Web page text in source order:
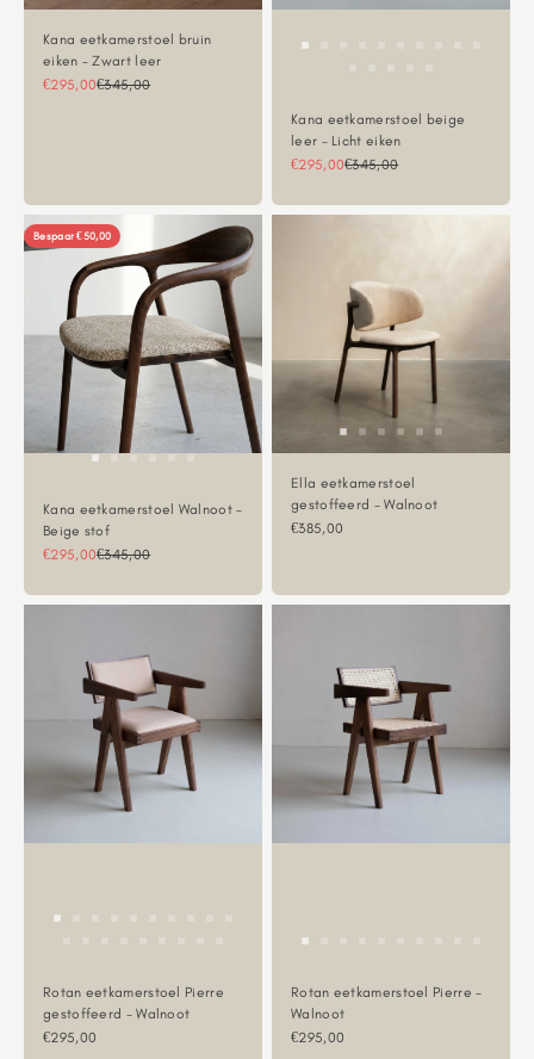
Kana eetkamerstoel bruin
eiken - Zwart leer
Aanbiedingsprijs
€295,00Normale prijs
€345,00
Kana eetkamerstoel beige
leer - Licht eiken
Aanbiedingsprijs
€295,00Normale prijs
€345,00
Bespaar €50,00
Kana eetkamerstoel Walnoot -
Beige stof
Aanbiedingsprijs
€295,00Normale prijs
€345,00
Ella eetkamerstoel
gestoffeerd - Walnoot
Aanbiedingsprijs
€385,00
Rotan eetkamerstoel Pierre
gestoffeerd - Walnoot
Aanbiedingsprijs
€295,00
Rotan eetkamerstoel Pierre -
Walnoot
Aanbiedingsprijs
€295,00